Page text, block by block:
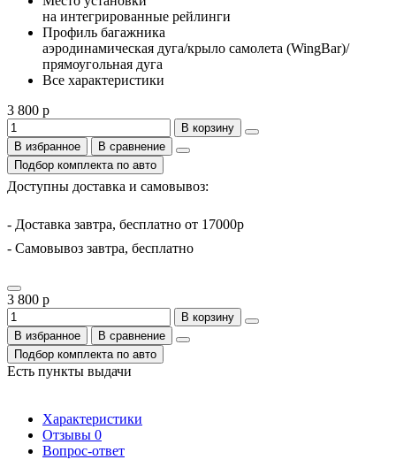
на интегрированные рейлинги
Профиль багажника
аэродинамическая дуга/крыло самолета (WingBar)/
прямоугольная дуга
Все характеристики
3 800 р
В корзину
В избранное
В сравнение
Подбор комплекта по авто
Доступны доставка и самовывоз:
- Доставка завтра, бесплатно от 17000р
- Самовывоз завтра, бесплатно
3 800 р
В корзину
В избранное
В сравнение
Подбор комплекта по авто
Есть пункты выдачи
Характеристики
Отзывы 0
Вопрос-ответ